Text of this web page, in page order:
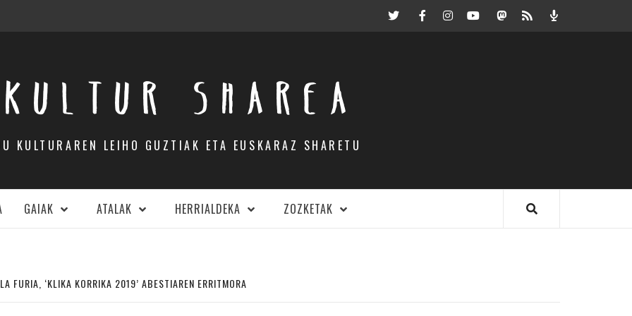
TwitterFacebookInstagramYoutubeMastodon.eus
RSS Podcast
KULTUR SHAREA
KULTURAREN LEIHO GUZTIAK ETA EUSKARAZ SHARETU
GAIAK ATALAK HERRIALDEKA ZOZKETAK
FURIA, ‘KLIKA KORRIKA 2019’ ABESTIAREN ERRITMORA